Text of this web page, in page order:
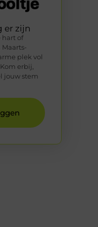
er zijn
hart of
plek vol
erbij,
jouw stem